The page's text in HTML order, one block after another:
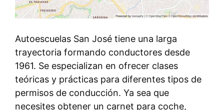
Autoescuelas San José tiene una larga
trayectoria formando conductores desde
1961. Se especializan en ofrecer clases
teóricas y prácticas para diferentes tipos de
permisos de conducción. Ya sea que
necesites obtener un carnet para coche,